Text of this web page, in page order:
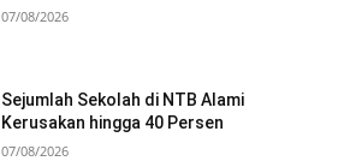
07/08/2026
Sejumlah Sekolah di NTB Alami
Kerusakan hingga 40 Persen
07/08/2026